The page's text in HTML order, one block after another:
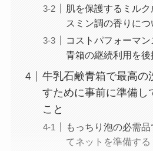
肌を保護するミル
スミン調の香りにつ
コストパフォーマ
青箱の継続利用を後
牛乳石鹸青箱で最高の
すために事前に準備し
こと
もっちり泡の必需
てネットを準備する